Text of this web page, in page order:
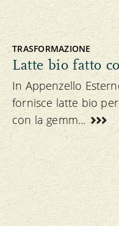
TRASFORMAZIONE
Latte bio fatto
In Appenzello
fornisce latte bio
con la gemm...